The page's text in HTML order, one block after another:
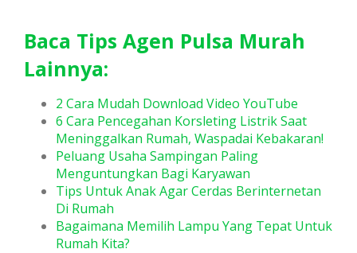
Baca Tips Agen Pulsa Murah
Lainnya:
2 Cara Mudah Download Video YouTube
6 Cara Pencegahan Korsleting Listrik Saat
Meninggalkan Rumah, Waspadai Kebakaran!
Peluang Usaha Sampingan Paling
Menguntungkan Bagi Karyawan
Tips Untuk Anak Agar Cerdas Berinternetan
Di Rumah
Bagaimana Memilih Lampu Yang Tepat Untuk
Rumah Kita?